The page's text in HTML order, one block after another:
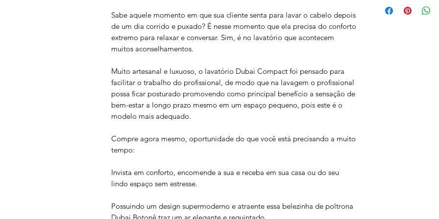
Sabe aquele momento em que sua cliente senta para lavar o cabelo depois
de um dia corrido e puxado? É nesse momento que ela precisa do conforto
extremo para relaxar e conversar. Sim, é no lavatório que acontecem
muitos aconselhamentos.
Muito artesanal e luxuoso, o lavatório Dubai Compact foi pensado para
facilitar o trabalho do profissional, de modo que na lavagem o profissional
possa ficar posturado promovendo como principal benefício a sensação de
bem-estar a longo prazo mesmo em um espaço pequeno, pois este é o
modelo mais adequado.
Compre agora mesmo, oportunidade do que você está precisando a muito
tempo:
Invista em conforto, encomende a sua e receba em sua casa ou do seu
lindo espaço sem estresse.
Possuindo um design supermoderno e atraente essa belezinha de poltrona
Obs.: somos a
solicitar a logística